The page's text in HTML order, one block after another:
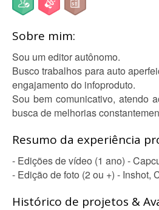
Sobre mim:
Sou um editor autônomo.
Busco trabalhos para auto
engajamento do infoproduto.
Sou bem comunicativo, atendo
busca de melhorias
Resumo da experiência
- Edições de vídeo (1 ano) -
- Edição de foto (2 ou +) - Inshot,
Histórico de projetos &